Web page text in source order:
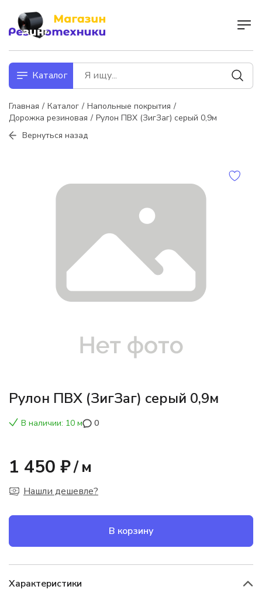
Каталог
Главная Каталог
Напольные покрытия
Дорожка резиновая
Рулон ПВХ (ЗигЗаг) серый 0,9м
Вернуться назад
Рулон ПВХ (ЗигЗаг) серый 0,9м
В наличии: 10 м 0
1 450 ₽/ м
Нашли дешевле?
В корзину
Характеристики